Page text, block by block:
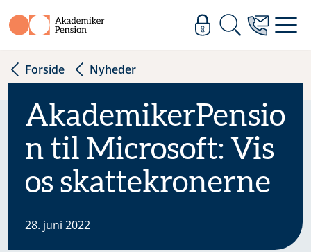
Forside Nyheder
AkademikerPensio
n til Microsoft: Vis
os skattekronerne
28. juni 2022